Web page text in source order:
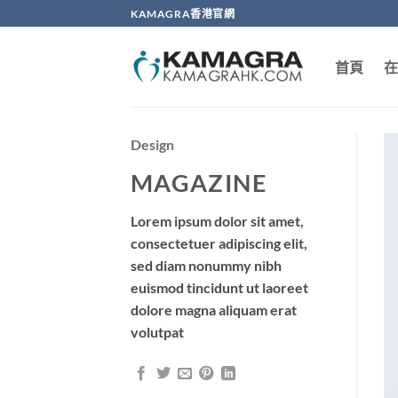
to
KAMAGRA香港官網
首頁
Design
MAGAZINE
Lorem ipsum dolor sit amet,
consectetuer adipiscing elit,
sed diam nonummy nibh
euismod tincidunt ut laoreet
dolore magna aliquam erat
volutpat